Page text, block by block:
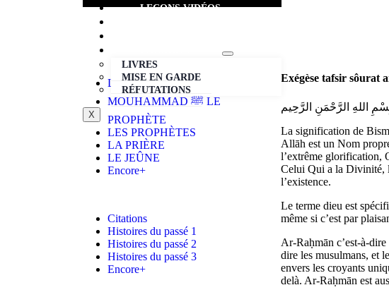
LEÇONS VIDÉOS​
LIVRES
MISE EN GARDE
RÉFUTATIONS
X
LA CROYANCE ISLAMIQUE
MOUHAMMAD ﷺ LE
PROPHÈTE
LES PROPHÈTES
LA PRIÈRE
LE JEÛNE
Encore+
Citations
Histoires du passé 1
Histoires du passé 2
Histoires du passé 3
Encore+
Exégèse tafsir sôurat
اللهِ الرَّحْمَنِ الرَّحِيم
La signification de
Allāh est un Nom
l’extrême glorification,
Celui Qui a la Divinité,
l’existence.
Le terme dieu est
même si c’est par
Ar-Raḥmān c’est-à-
dire les musulmans, et
envers les croyants
delà. Ar-Raḥmān est